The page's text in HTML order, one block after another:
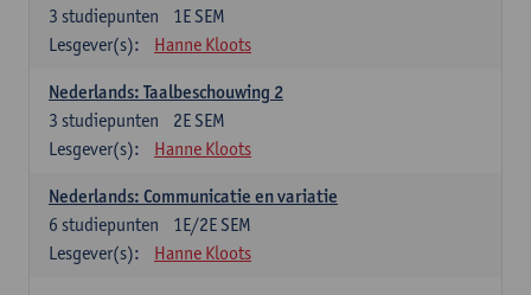
1E SEM
3 studiepunten
Lesgever(s):
Hanne Kloots
Nederlands: Taalbeschouwing 2
2E SEM
3 studiepunten
Lesgever(s):
Hanne Kloots
Nederlands: Communicatie en variatie
1E/2E SEM
6 studiepunten
Lesgever(s):
Hanne Kloots